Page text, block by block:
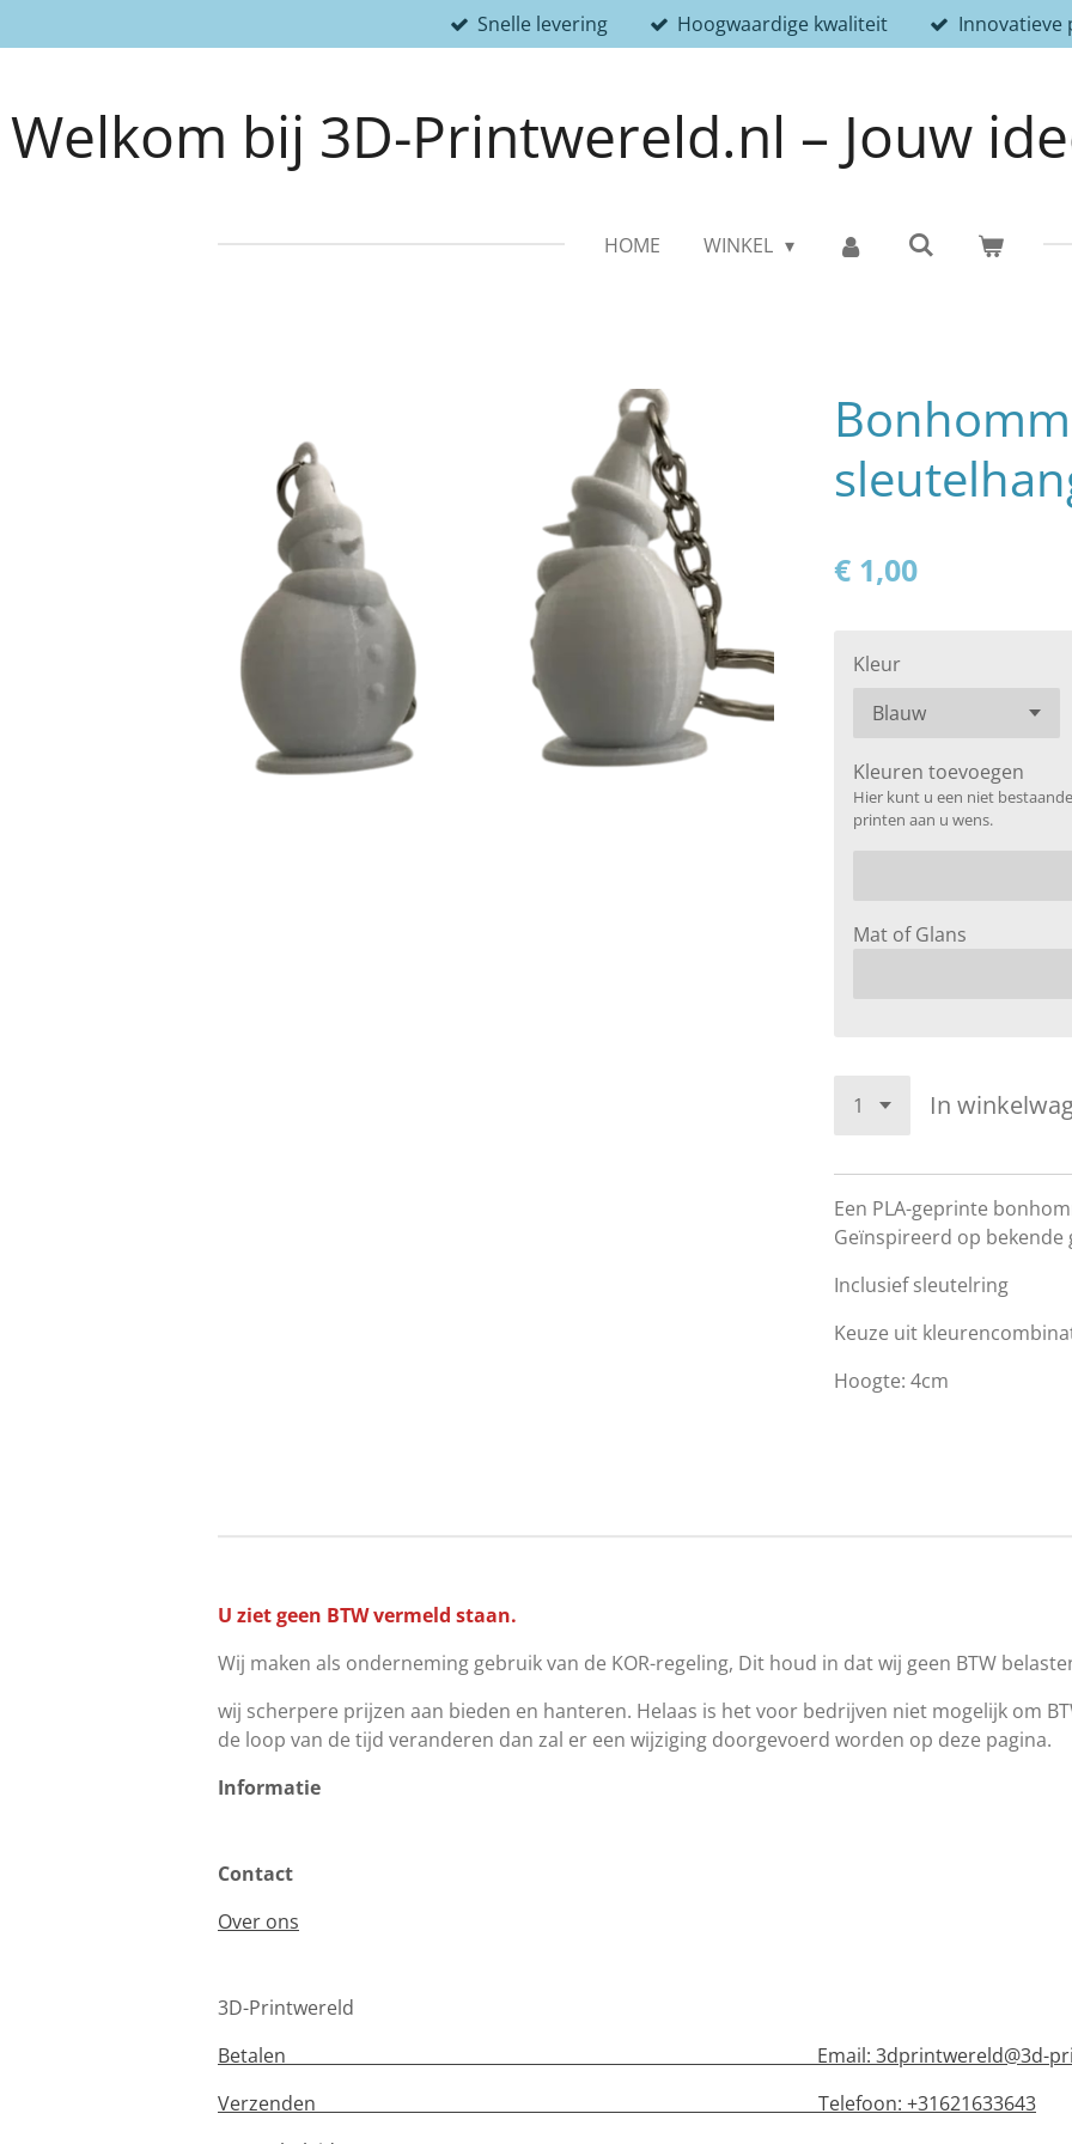
direct
hoofdinhoud
Snelle levering Hoogwaardige kwaliteit Innovatieve
Welkom bij 3D-Printwereld.nl – Jouw
HOME WINKEL
€ 1,00
Kleur
Kleuren toevoegen
Hier kunt u een niet
printen aan u wens.
Mat of Glans
In
Een PLA-geprinte
Geïnspireerd op bekende
Inclusief sleutelring
Keuze uit
Hoogte: 4cm
U ziet geen BTW vermeld staan.
Wij maken als onderneming gebruik van de KOR-regeling, Dit houd in dat wij geen BTW
wij scherpere prijzen aan bieden en hanteren. Helaas is het voor bedrijven niet mogelijk om
de loop van de tijd veranderen dan zal er een wijziging doorgevoerd worden op deze pagina.
Informatie
Contact
Over ons
3D-Printwereld
Betalen Email: 3dprintwereld@3d-
Verzenden Telefoon: +31621633643